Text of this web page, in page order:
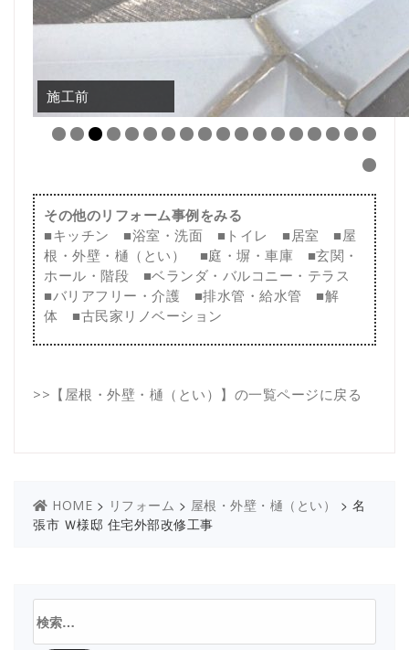
施工前
施工後
その他のリフォーム事例をみる
■キッチン ■浴室・洗面 ■ トイレ ■ 居室 ■屋
根・外壁・樋（とい）
■庭・塀・車庫 ■玄関・
ホール・階段 ■ベランダ・バルコニー・テラス
■バリアフリー・介護 ■排水管・給水管 ■解
体 ■古民家リノベーション
>> 【屋根・外壁・樋（とい）】の一覧ページに戻る
HOME > リフォーム > 屋根・外壁・樋（とい） > 名
張市 Ｗ様邸 住宅外部改修工事
索: